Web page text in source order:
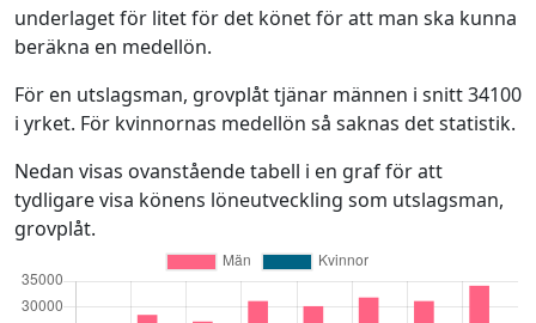
underlaget för litet för det könet för att man ska kunna
beräkna en medellön.
För en utslagsman, grovplåt tjänar männen i snitt 34100
i yrket. För kvinnornas medellön så saknas det statistik.
Nedan visas ovanstående tabell i en graf för att
tydligare visa könens löneutveckling som utslagsman,
grovplåt.